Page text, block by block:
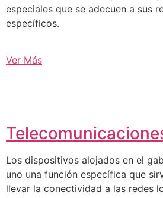
especiales que se adecuen a sus
específicos.
Ver Más
Los dispositivos alojados en el
uno una función específica que
llevar la conectividad a las redes